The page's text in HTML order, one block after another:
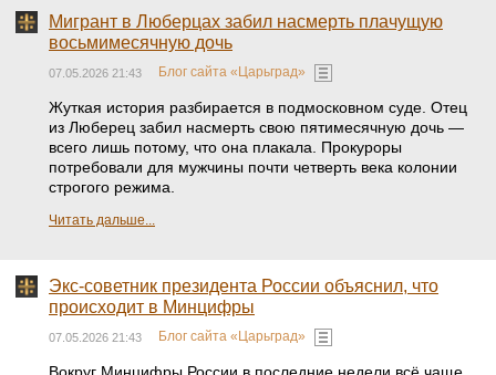
Мигрант в Люберцах забил насмерть плачущую
восьмимесячную дочь
07.05.2026 21:43 Блог сайта «Царьград»
Жуткая история разбирается в подмосковном суде. Отец
из Люберец забил насмерть свою пятимесячную дочь —
всего лишь потому, что она плакала. Прокуроры
потребовали для мужчины почти четверть века колонии
строгого режима.
Читать дальше...
Экс-советник президента России объяснил, что
происходит в Минцифры
07.05.2026 21:43 Блог сайта «Царьград»